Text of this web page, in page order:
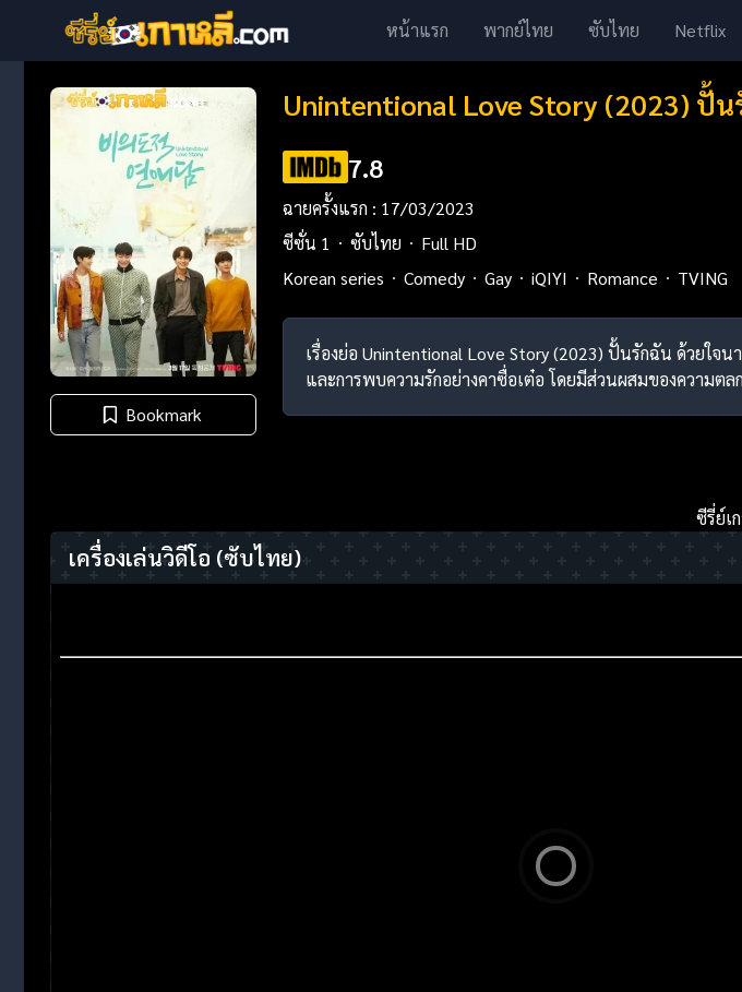
หน้าแรก พากย์ไทย ซับไทย Netflix
Bookmark
Unintentional Love Story (2023) ปั้
7.8
ฉายครั้งแรก : 17/03/2023
ซีซั่น 1
ซับไทย
Full HD
Korean series
Comedy Gay iQIYI Romance TVING
เรื่องย่อ Unintentional Love Story (2023) ปั้นรักฉัน ด้วยใจน
และการพบความรักอย่างคาซื่อเต๋อ โดยมีส่วนผสมของความต
ซีรี่ย์เ
เครื่องเล่นวิดีโอ (ซับไทย)